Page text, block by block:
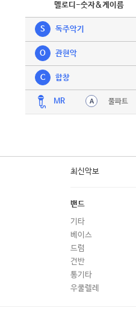
멜로디-숫자&계이름
S 독주악기
O 관현악
C 합창
MR A 풀파트
최신악보
밴드
기타
베이스
드럼
건반
통기타
우쿨렐레